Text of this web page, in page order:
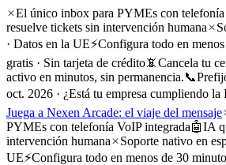
El único inbox para PYMEs con telefonía
resuelve tickets sin intervención humana
· Datos en la UE⚡Configura todo en
gratis · Sin tarjeta de crédito📵Cancela tu
activo en minutos, sin permanencia.📞
oct. 2026 · ¿Está tu empresa cumpliendo
Juega a Nexen Arcade: el viaje del mensaje
PYMEs con telefonía VoIP integrada🤖IA
intervención humana
Soporte nativo en
UE⚡Configura todo en menos de 30